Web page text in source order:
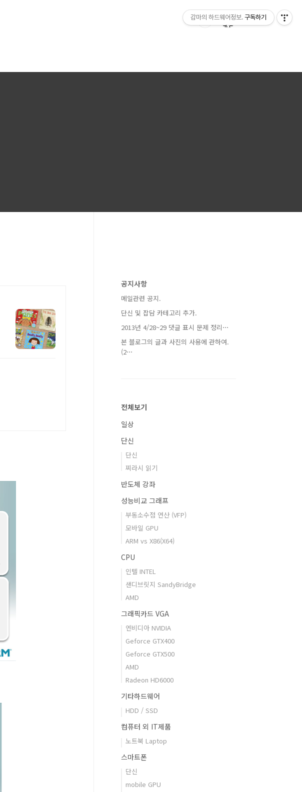
공지사항
메일관련 공지.
단신 및 잡담 카테고리 추가.
2013년 4/28~29 댓글 표시 문제 정리⋯
본 블로그의 글과 사진의 사용에 관하여.
(2⋯
전체보기
일상
단신
단신
찌라시 읽기
반도체 강좌
성능비교 그래프
부동소수점 연산 (VFP)
모바일 GPU
ARM vs X86(X64)
CPU
인텔 INTEL
샌디브릿지 SandyBridge
AMD
그래픽카드 VGA
엔비디아 NVIDIA
Geforce GTX400
Geforce GTX500
AMD
Radeon HD6000
기타하드웨어
HDD / SSD
컴퓨터 외 IT제품
노트북 Laptop
스마트폰
단신
mobile GPU
감마의 하드웨어정보. 구독하기